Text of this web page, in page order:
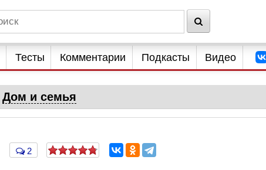
Тесты Комментарии Подкасты Видео
Дом и семья
2